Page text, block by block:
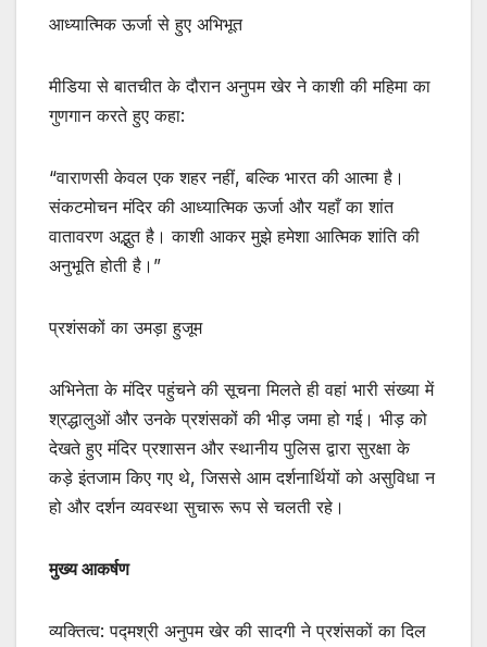
आध्यात्मिक ऊर्जा से हुए अभिभूत
मीडिया से बातचीत के दौरान अनुपम खेर ने काशी की महिमा का
गुणगान करते हुए कहा:
“वाराणसी केवल एक शहर नहीं, बल्कि भारत की आत्मा है।
संकटमोचन मंदिर की आध्यात्मिक ऊर्जा और यहाँ का शांत
वातावरण अद्भुत है। काशी आकर मुझे हमेशा आत्मिक शांति की
अनुभूति होती है।”
प्रशंसकों का उमड़ा हुजूम
अभिनेता के मंदिर पहुंचने की सूचना मिलते ही वहां भारी संख्या में
श्रद्धालुओं और उनके प्रशंसकों की भीड़ जमा हो गई। भीड़ को
देखते हुए मंदिर प्रशासन और स्थानीय पुलिस द्वारा सुरक्षा के
कड़े इंतजाम किए गए थे, जिससे आम दर्शनार्थियों को असुविधा न
हो और दर्शन व्यवस्था सुचारू रूप से चलती रहे।
मुख्य आकर्षण
व्यक्तित्व: पद्मश्री अनुपम खेर की सादगी ने प्रशंसकों का दिल